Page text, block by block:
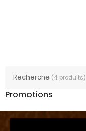
Recherche (4 produits)
Promotions